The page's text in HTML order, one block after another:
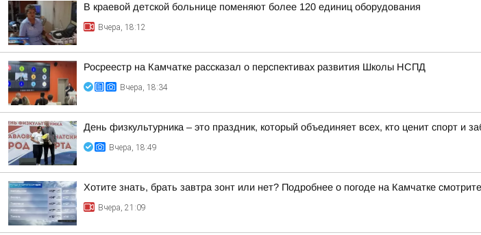
В краевой детской больнице поменяют более 120 единиц оборудования
Вчера, 18:12
Росреестр на Камчатке рассказал о перспективах развития Школы НСПД
Вчера, 18:34
День физкультурника – это праздник, который объединяет всех, кто ценит спорт и
Вчера, 18:49
Хотите знать, брать завтра зонт или нет? Подробнее о погоде на Камчатке
Вчера, 21:09